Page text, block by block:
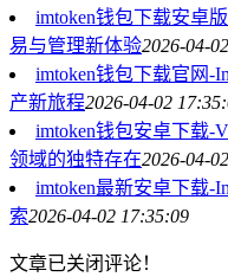
imtoken钱包下载安卓
易与管理新体验2026-04-
imtoken钱包下载官网-
产新旅程2026-04-02
imtoken钱包安卓下载-
领域的独特存在2026-04-
imtoken最新安卓下载-
索2026-04-02 17:35:09
文章已关闭评论！